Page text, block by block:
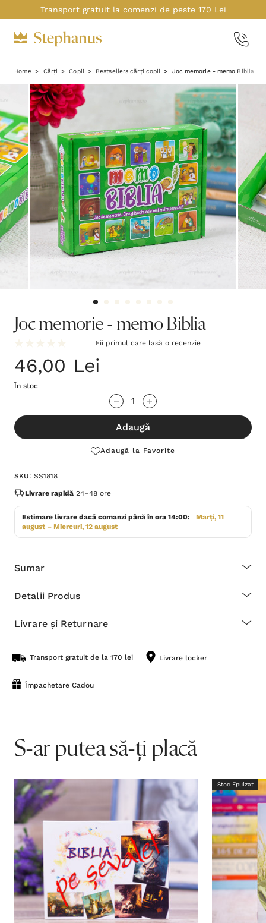
Transport gratuit la comenzi de peste 170 Lei
Home Cărți Copii Bestsellers cărți copii Joc memorie - memo Biblia
Joc memorie - memo Biblia
Fii primul care lasă o recenzie
46,00 Lei
În stoc
te!
Stocul
Adaugă
Adaugă la Favorite
SKU: SS1818
Livrare rapidă 24–48 ore
Estimare livrare dacă comanzi până în ora 14:00:
Marți, 11
august – Miercuri, 12 august
Sumar
Detalii Produs
Livrare și Returnare
Transport gratuit de la 170 lei Livrare locker
Împachetare Cadou
S-ar putea să-ți placă
Stoc Epuizat